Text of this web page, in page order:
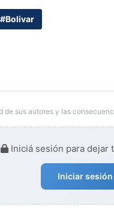
#Bolivar
sus autores y las
Iniciá sesión para dejar
Iniciar sesión